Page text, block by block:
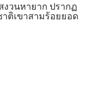
งวนหายาก ปรากฏ
ติเขาสามร้อยยอด